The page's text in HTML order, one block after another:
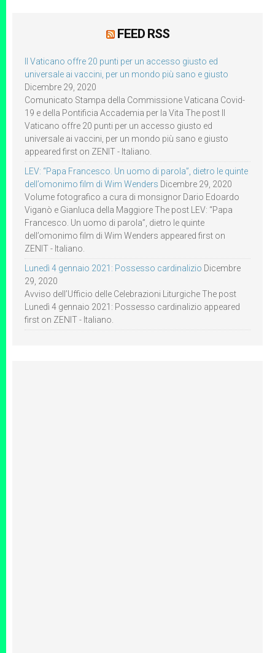
FEED RSS
Il Vaticano offre 20 punti per un accesso giusto ed
universale ai vaccini, per un mondo più sano e giusto
Dicembre 29, 2020
Comunicato Stampa della Commissione Vaticana Covid-
19 e della Pontificia Accademia per la Vita The post Il
Vaticano offre 20 punti per un accesso giusto ed
universale ai vaccini, per un mondo più sano e giusto
appeared first on ZENIT - Italiano.
LEV: “Papa Francesco. Un uomo di parola”, dietro le quinte
dell’omonimo film di Wim Wenders Dicembre 29, 2020
Volume fotografico a cura di monsignor Dario Edoardo
Viganò e Gianluca della Maggiore The post LEV: “Papa
Francesco. Un uomo di parola”, dietro le quinte
dell’omonimo film di Wim Wenders appeared first on
ZENIT - Italiano.
Lunedì 4 gennaio 2021: Possesso cardinalizio Dicembre
29, 2020
Avviso dell’Ufficio delle Celebrazioni Liturgiche The post
Lunedì 4 gennaio 2021: Possesso cardinalizio appeared
first on ZENIT - Italiano.